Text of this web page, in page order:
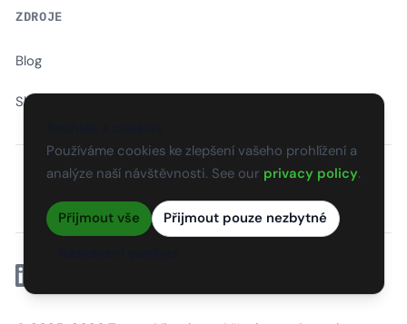
ZDROJE
Blog
Slovník
Linkedin
Používáme cookies ke zlepšení vašeho prohlížení a
analýze naší návštěvnosti. See our privacy policy.
Přijmout vše
Přijmout pouze nezbytné